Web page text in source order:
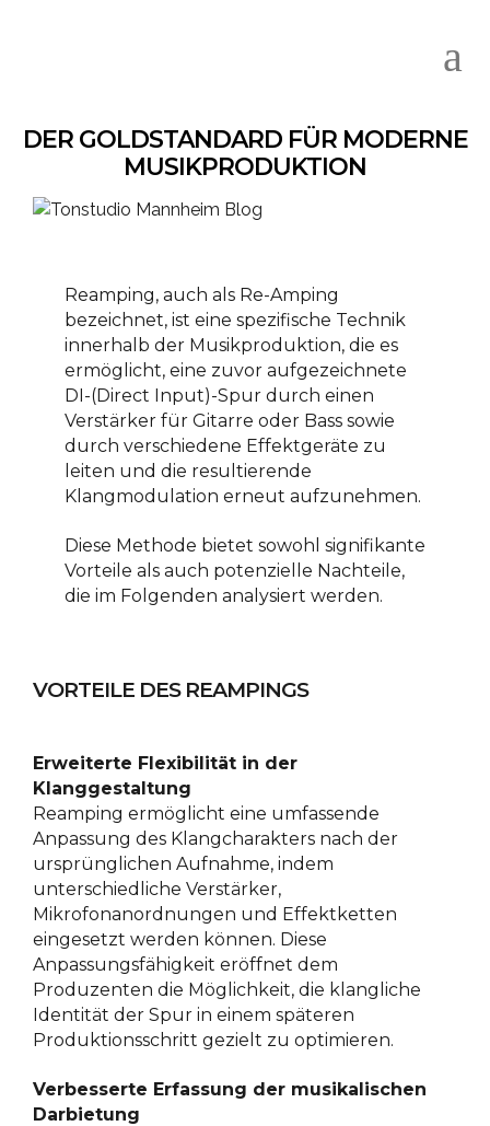
DER GOLDSTANDARD FÜR MODERNE
MUSIKPRODUKTION
Reamping, auch als Re-Amping
bezeichnet, ist eine spezifische Technik
innerhalb der Musikproduktion, die es
ermöglicht, eine zuvor aufgezeichnete
DI-(Direct Input)-Spur durch einen
Verstärker für Gitarre oder Bass sowie
durch verschiedene Effektgeräte zu
leiten und die resultierende
Klangmodulation erneut aufzunehmen.
Diese Methode bietet sowohl signifikante
Vorteile als auch potenzielle Nachteile,
die im Folgenden analysiert werden.
VORTEILE DES REAMPINGS
Erweiterte Flexibilität in der
Klanggestaltung
Reamping ermöglicht eine umfassende
Anpassung des Klangcharakters nach der
ursprünglichen Aufnahme, indem
unterschiedliche Verstärker,
Mikrofonanordnungen und Effektketten
eingesetzt werden können. Diese
Anpassungsfähigkeit eröffnet dem
Produzenten die Möglichkeit, die klangliche
Identität der Spur in einem späteren
Produktionsschritt gezielt zu optimieren.
Verbesserte Erfassung der musikalischen
Darbietung